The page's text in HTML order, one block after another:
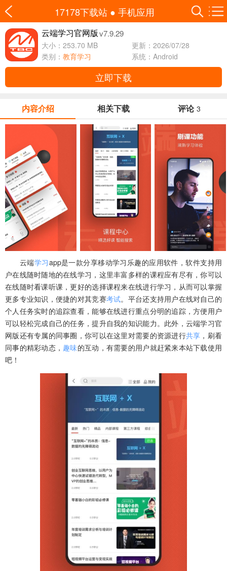
17178下载站 ● 手机应用
云端学习官网版 v7.9.29
大小：253.70 MB
更新：2026/07/28
类别： 教育学习 系统：Android
立即下载
内容介绍 相关下载 评论 3
云端学习app是一款分享移动学习乐趣的应用软件，软件支持用
户在线随时随地的在线学习，这里丰富多样的课程应有尽有，你可以
在线随时看课听课，更好的选择课程来在线进行学习，从而可以掌握
更多专业知识，便捷的对其竞赛考试。平台还支持用户在线对自己的
个人任务实时的追踪查看，能够在线进行重点分明的追踪，方便用户
可以轻松完成自己的任务，提升自我的知识能力。此外，云端学习官
网版还有专属的同事圈，你可以在这里对需要的资源进行共享 ，刷看
同事的精彩动态， 趣味的互动，有需要的用户就赶紧来本站下载使用
吧！